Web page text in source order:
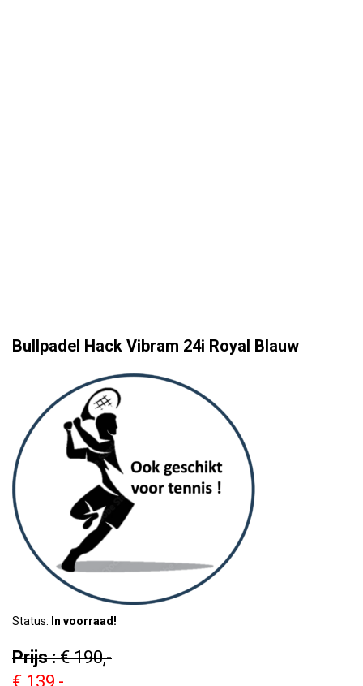
Bullpadel Hack Vibram 24i Royal Blauw
Status: In voorraad!
Prijs :€ 190,-
€ 139,-